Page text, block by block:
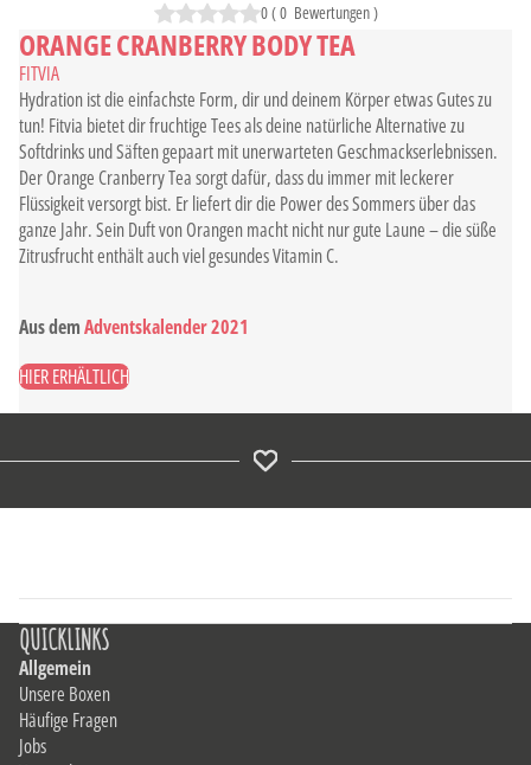
0(0 Bewertungen)
ORANGE CRANBERRY BODY TEA
FITVIA
Hydration ist die einfachste Form, dir und deinem Körper etwas Gutes zu
tun! Fitvia bietet dir fruchtige Tees als deine natürliche Alternative zu
Softdrinks und Säften gepaart mit unerwarteten Geschmackserlebnissen.
Der Orange Cranberry Tea sorgt dafür, dass du immer mit leckerer
Flüssigkeit versorgt bist. Er liefert dir die Power des Sommers über das
ganze Jahr. Sein Duft von Orangen macht nicht nur gute Laune – die süße
Zitrusfrucht enthält auch viel gesundes Vitamin C.
Aus demAdventskalender 2021
HIER ERHÄLTLICH
QUICKLINKS
Allgemein
Unsere Boxen
Häufige Fragen
Jobs